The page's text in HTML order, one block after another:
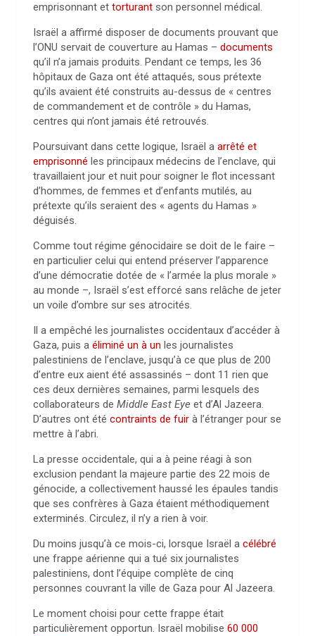
emprisonnant et torturant son personnel médical.
Israël a affirmé disposer de documents prouvant que
l’ONU servait de couverture au Hamas – documents
qu’il n’a jamais produits. Pendant ce temps, les 36
hôpitaux de Gaza ont été attaqués, sous prétexte
qu’ils avaient été construits au-dessus de « centres
de commandement et de contrôle » du Hamas,
centres qui n’ont jamais été retrouvés.
Poursuivant dans cette logique, Israël a arrêté et
emprisonné les principaux médecins de l’enclave, qui
travaillaient jour et nuit pour soigner le flot incessant
d’hommes, de femmes et d’enfants mutilés, au
prétexte qu’ils seraient des « agents du Hamas »
déguisés.
Comme tout régime génocidaire se doit de le faire –
en particulier celui qui entend préserver l’apparence
d’une démocratie dotée de « l’armée la plus morale »
au monde –, Israël s’est efforcé sans relâche de jeter
un voile d’ombre sur ses atrocités.
Il a empêché les journalistes occidentaux d’accéder à
Gaza, puis a éliminé un à un les journalistes
palestiniens de l’enclave, jusqu’à ce que plus de 200
d’entre eux aient été assassinés – dont 11 rien que
ces deux dernières semaines, parmi lesquels des
collaborateurs de Middle East Eye et d’Al Jazeera.
D’autres ont été contraints de fuir à l’étranger pour se
mettre à l’abri.
La presse occidentale, qui a à peine réagi à son
exclusion pendant la majeure partie des 22 mois de
génocide, a collectivement haussé les épaules tandis
que ses confrères à Gaza étaient méthodiquement
exterminés. Circulez, il n’y a rien à voir.
Du moins jusqu’à ce mois-ci, lorsque Israël a célébré
une frappe aérienne qui a tué six journalistes
palestiniens, dont l’équipe complète de cinq
personnes couvrant la ville de Gaza pour Al Jazeera.
Le moment choisi pour cette frappe était
particulièrement opportun. Israël mobilise 60 000